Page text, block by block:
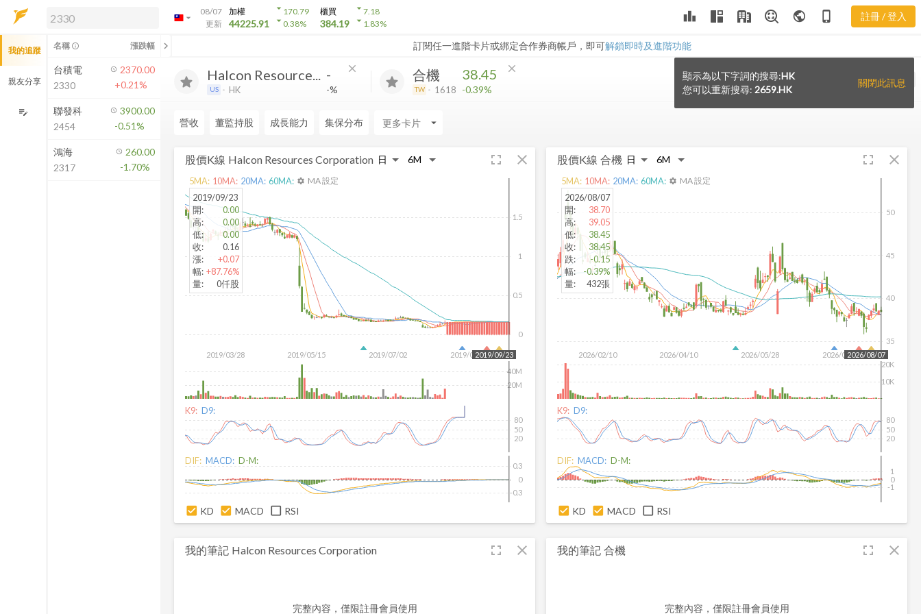
arrow_drop_down
08/07
更新
加權
44225.91
arrow_drop_down170.79
arrow_drop_down0.38%
櫃買
384.19
arrow_drop_down7.18
arrow_drop_down1.83% leaderboard public phone_iphone 註冊 / 登入
訂閱任一進階卡片或綁定合作券商帳戶，即可解鎖即時及進階功能
解鎖即時行情及進階功能
方案」，即可解鎖以下功能：
即時行情
即時市況與排行
成交金額熱力圖
前往方案訂閱
如何綁定合作券商
顯示為以下字詞的搜尋:HK
您可以重新搜尋: 2659.HK
關閉此訊息
Halcon Resource...
US HK
-
-%
close 合機
TW 1618
38.45
-0.39%
close
VS
營收 董監持股 成長能力 集保分布 arrow_drop_down
股價K線 Halcon Resources Corporation fullscreen close
2019/03/28 2019/05/15 2019/07/02 2019/08/29
0
0.5
1
1.5
2019/09/23
20M
40M
2019/09/23
開:
0.00
高:
0.00
低:
0.00
收:
0.16
漲:
+0.07
幅: +87.76%
量: 0仟股
5MA: 10MA: 20MA: 60MA: settings MA 設定
K9: D9:
20
50
80
DIF: MACD: D-M:
-0.3
0
0.3
KD MACD RSI
股價K線 合機 fullscreen close
2026/02/10 2026/04/10 2026/05/28 2026/07/16
35
40
45
50
2026/08/07
10K
20K
2026/08/07
開:
38.70
高:
39.05
低:
38.45
收:
38.45
跌:
-0.15
幅:
-0.39%
量: 432張
5MA: 10MA: 20MA: 60MA: settings MA 設定
K9: D9:
20
50
80
DIF: MACD: D-M:
-1
0
1
KD MACD RSI
我的筆記 Halcon Resources Corporation fullscreen close
完整內容，僅限註冊會員使用
我的筆記 合機 fullscreen close
完整內容，僅限註冊會員使用
我的追蹤
親友分享
edit_note
名稱 info_outline 漲跌幅 chevron_left
台積電
2330
2370.00
+0.21%
聯發科
2454
3900.00
-0.51%
鴻海
2317
260.00
-1.70%